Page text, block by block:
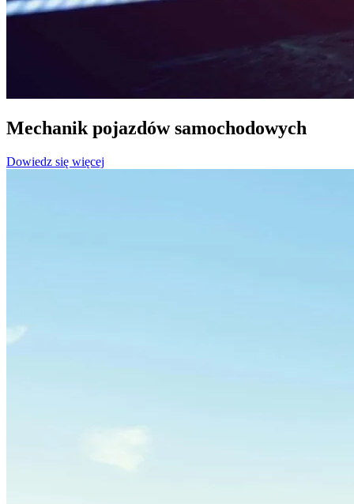
Mechanik pojazdów samochodowych
Dowiedz się więcej